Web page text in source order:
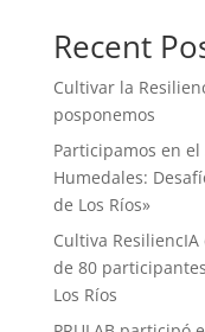
Recent
Cultivar la
posponemos
Participamos en
Humedales:
de Los Ríos»
Cultiva
de 80
Los Ríos